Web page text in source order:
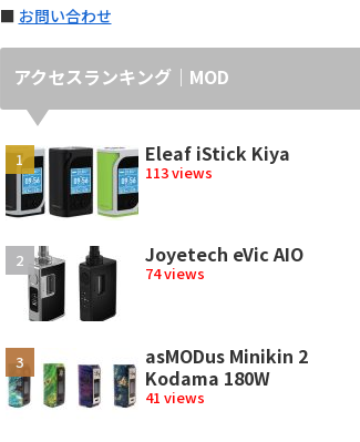
■ お問い合わせ
アクセスランキング｜MOD
Eleaf iStick Kiya
113 views
Joyetech eVic AIO
74 views
asMODus Minikin 2
Kodama 180W
41 views